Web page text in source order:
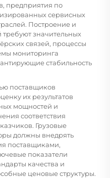
предприятия по
сервисных
Построение и
значительных
связей, процессы
мониторинга
стабильность
поставщиков
их результатов
мощностей и
соответствия
Грузовые
должны внедрять
поставщиками,
показатели
качества и
ценовые структуры.